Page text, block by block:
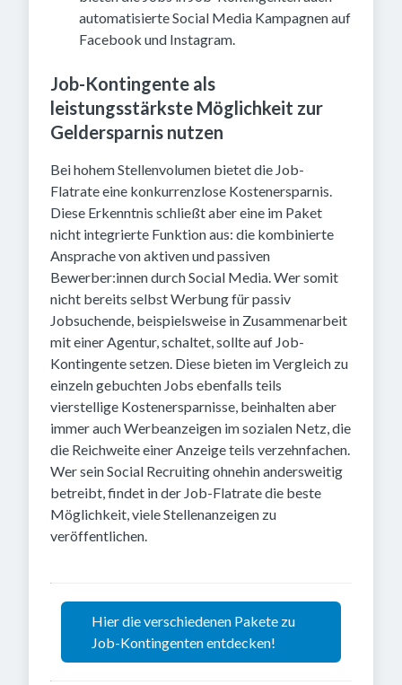
automatisierte Social Media Kampagnen auf
Facebook und Instagram.
Job-Kontingente als
leistungsstärkste Möglichkeit zur
Geldersparnis nutzen
Bei hohem Stellenvolumen bietet die Job-
Flatrate eine konkurrenzlose Kostenersparnis.
Diese Erkenntnis schließt aber eine im Paket
nicht integrierte Funktion aus: die kombinierte
Ansprache von aktiven und passiven
Bewerber:innen durch Social Media. Wer somit
nicht bereits selbst Werbung für passiv
Jobsuchende, beispielsweise in Zusammenarbeit
mit einer Agentur, schaltet, sollte auf Job-
Kontingente setzen. Diese bieten im Vergleich zu
einzeln gebuchten Jobs ebenfalls teils
vierstellige Kostenersparnisse, beinhalten aber
immer auch Werbeanzeigen im sozialen Netz, die
die Reichweite einer Anzeige teils verzehnfachen.
Wer sein Social Recruiting ohnehin andersweitig
betreibt, findet in der Job-Flatrate die beste
Möglichkeit, viele Stellenanzeigen zu
veröffentlichen.
Hier die verschiedenen Pakete zu
Job-Kontingenten entdecken!